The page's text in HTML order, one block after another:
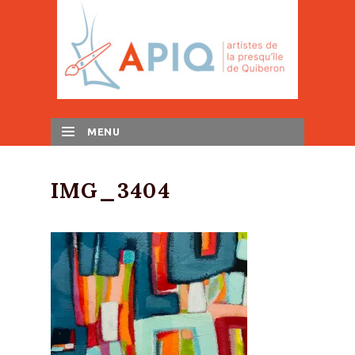
MENU
IMG_3404